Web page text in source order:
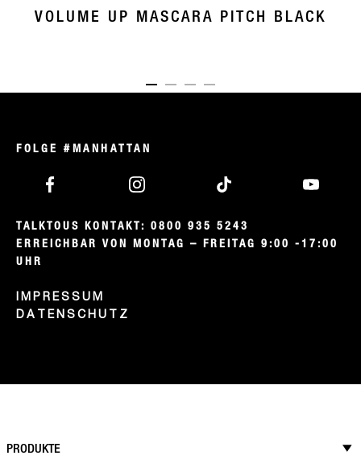
VOLUME UP MASCARA PITCH BLACK
ITEM 01 (CURRENT SLIDE)
ITEM 02ITEM 03ITEM 04
FOLGE #MANHATTAN
TALKTOUS KONTAKT: 0800 935 5243
ERREICHBAR VON MONTAG – FREITAG 9:00 -17:00
UHR
IMPRESSUM
DATENSCHUTZ
PRODUKTE